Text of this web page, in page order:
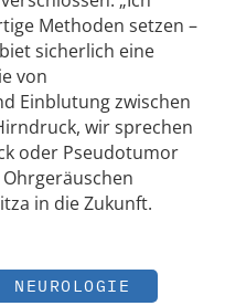
Methoden setzen –
sicherlich eine
von
Einblutung zwischen
wir sprechen
oder Pseudotumor
in die Zukunft.
NEUROLOGIE